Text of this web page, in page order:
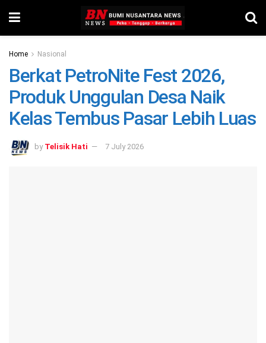
Home Nasional
Berkat PetroNite Fest 2026,
Produk Unggulan Desa Naik
Kelas Tembus Pasar Lebih Luas
by Telisik Hati 7 July 2026